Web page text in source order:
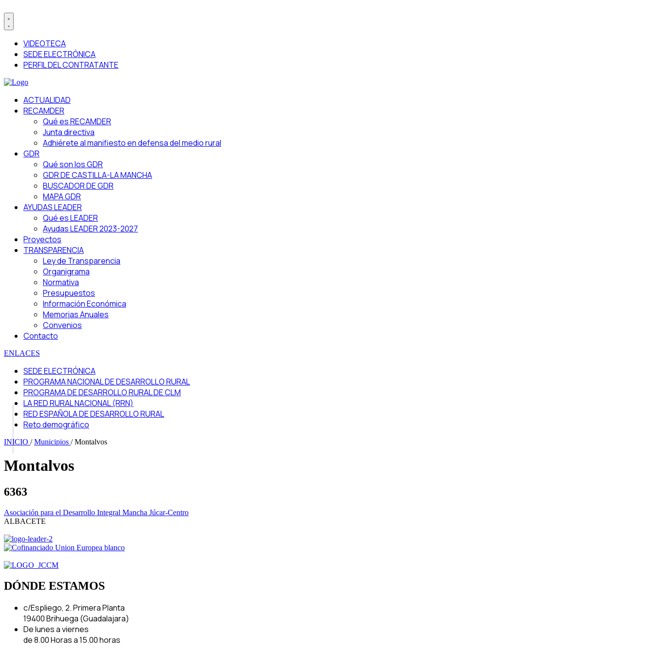
VIDEOTECA
SEDE ELECTRÓNICA
PERFIL DEL CONTRATANTE
ACTUALIDAD
RECAMDER
Qué es RECAMDER
Junta directiva
Adhiérete al manifiesto en defensa del medio rural
GDR
Qué son los GDR
GDR DE CASTILLA-LA MANCHA
BUSCADOR DE GDR
MAPA GDR
AYUDAS LEADER
Qué es LEADER
Ayudas LEADER 2023-2027
Proyectos
TRANSPARENCIA
Ley de Transparencia
Organigrama
Normativa
Presupuestos
Información Económica
Memorias Anuales
Convenios
Contacto
ENLACES
SEDE ELECTRÓNICA
PROGRAMA NACIONAL DE DESARROLLO RURAL
PROGRAMA DE DESARROLLO RURAL DE CLM
LA RED RURAL NACIONAL (RRN)
RED ESPAÑOLA DE DESARROLLO RURAL
Reto demográfico
INICIO /Municipios /Montalvos
Montalvos
6363
Asociación para el Desarrollo Integral Mancha Júcar-Centro
ALBACETE
DÓNDE ESTAMOS
c/Espliego, 2. Primera Planta
19400 Brihuega (Guadalajara)
De lunes a viernes
de 8.00 Horas a 15.00 horas